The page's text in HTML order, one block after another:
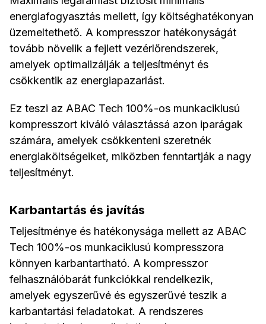
energiafogyasztás mellett, így költséghatékonyan
üzemeltethető. A kompresszor hatékonyságát
tovább növelik a fejlett vezérlőrendszerek,
amelyek optimalizálják a teljesítményt és
csökkentik az energiapazarlást.
Ez teszi az ABAC Tech 100%-os munkaciklusú
kompresszort kiváló választássá azon iparágak
számára, amelyek csökkenteni szeretnék
energiaköltségeiket, miközben fenntartják a nagy
teljesítményt.
Karbantartás és javítás
Teljesítménye és hatékonysága mellett az ABAC
Tech 100%-os munkaciklusú kompresszora
könnyen karbantartható. A kompresszor
felhasználóbarát funkciókkal rendelkezik,
amelyek egyszerűvé és egyszerűvé teszik a
karbantartási feladatokat. A rendszeres